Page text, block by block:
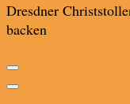
Dresdner
backen